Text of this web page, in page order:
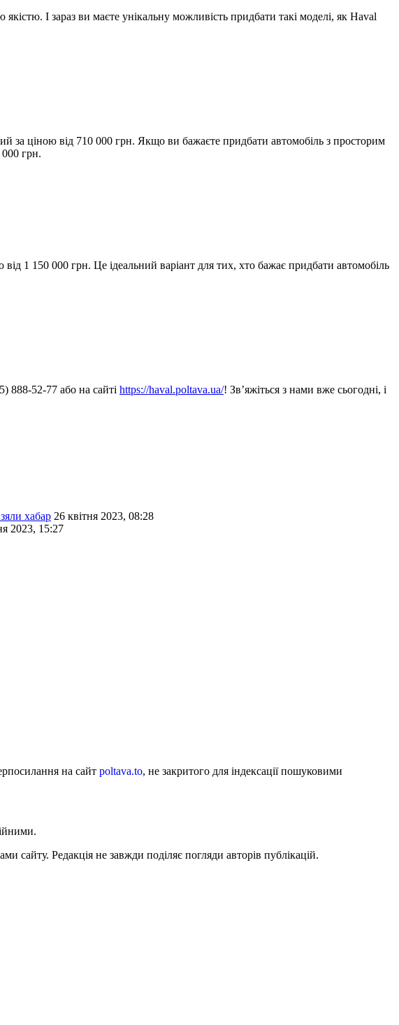
І зараз ви маєте унікальну можливість придбати такі моделі, як Haval
за ціною від 710 000 грн. Якщо ви бажаєте придбати автомобіль з просторим
грн.
1 150 000 грн. Це ідеальний варіант для тих, хто бажає придбати автомобіль
888-52-77 або на сайті https://haval.poltava.ua/! Зв’яжіться з нами вже сьогодні, і
хабар 26 квітня 2023, 08:28
2023, 15:27
на сайт poltava.to, не закритого для індексації пошуковими
сайту. Редакція не завжди поділяє погляди авторів публікацій.